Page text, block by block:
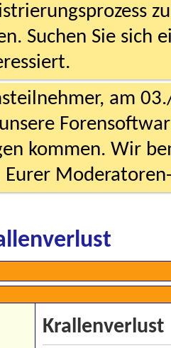
Suchen Sie sich
am
kommen. Wir
Krallenverlust